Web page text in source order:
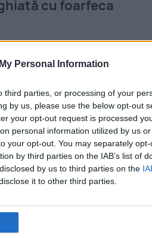
Personal Information
parties, or processing of your
by us, please use the below opt-out
your opt-out request is processed
personal information utilized by us
your opt-out. You may separately
by third parties on the IAB’s list of
by us to third parties on the
it to other third parties.
cu foarfeca
militarul francez ce a fost
hotel din București a
hemoragiei. Plaga se